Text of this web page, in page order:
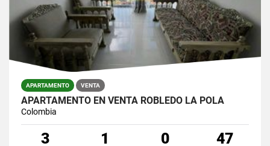
APARTAMENTO VENTA
APARTAMENTO EN VENTA ROBLEDO LA POLA
Colombia
3 1 0 47